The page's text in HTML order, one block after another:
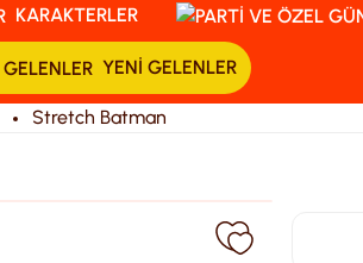
KARAKTERLER
YENI GELENLER
Stretch Batman